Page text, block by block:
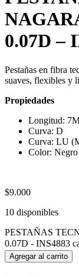
0.07D –
Pestañas en fibra
suaves, flexibles y
Propiedades
Longitud:
Curva: D
Curva: LU
Color:
$9.000
10 disponibles
PESTAÑAS
0.07D - INS4883
Agregar al carrito